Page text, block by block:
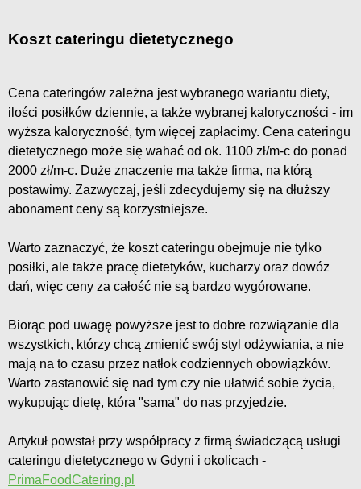
Koszt cateringu dietetycznego
Cena cateringów zależna jest wybranego wariantu diety,
ilości posiłków dziennie, a także wybranej kaloryczności - im
wyższa kaloryczność, tym więcej zapłacimy. Cena cateringu
dietetycznego może się wahać od ok. 1100 zł/m-c do ponad
2000 zł/m-c. Duże znaczenie ma także firma, na którą
postawimy. Zazwyczaj, jeśli zdecydujemy się na dłuższy
abonament ceny są korzystniejsze.
Warto zaznaczyć, że koszt cateringu obejmuje nie tylko
posiłki, ale także pracę dietetyków, kucharzy oraz dowóz
dań, więc ceny za całość nie są bardzo wygórowane.
Biorąc pod uwagę powyższe jest to dobre rozwiązanie dla
wszystkich, którzy chcą zmienić swój styl odżywiania, a nie
mają na to czasu przez natłok codziennych obowiązków.
Warto zastanowić się nad tym czy nie ułatwić sobie życia,
wykupując dietę, która "sama" do nas przyjedzie.
Artykuł powstał przy współpracy z firmą świadczącą usługi
cateringu dietetycznego w Gdyni i okolicach -
PrimaFoodCatering.pl